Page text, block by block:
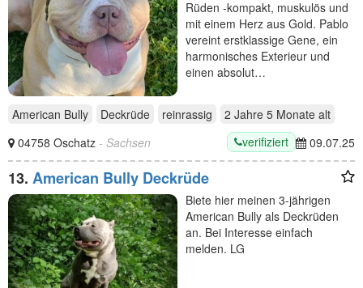
Rüden -kompakt, muskulös und
mit einem Herz aus Gold. Pablo
vereint erstklassige Gene, ein
harmonisches Exterieur und
einen absolut…
American Bully Deckrüde reinrassig 2 Jahre 5 Monate alt
04758 Oschatz - Sachsen verifiziert 09.07.25
13. American Bully Deckrüde
Biete hier meinen 3-jährigen
American Bully als Deckrüden
an. Bei Interesse einfach
melden. LG